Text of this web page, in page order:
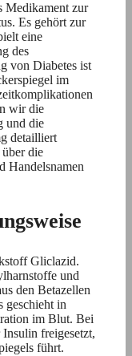
Medikament zur
Es gehört zur
eine
des
von Diabetes ist
im
wir die
und die
detailliert
die
Handelsnamen
Gliclazid.
und
den Betazellen
geschieht in
im Blut. Bei
freigesetzt,
führt.